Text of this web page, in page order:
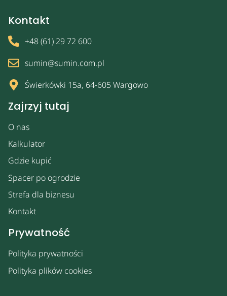
Zajrzyj tutaj
O nas
Kalkulator
Gdzie kupić
Spacer po ogrodzie
Strefa dla biznesu
Kontakt
Prywatność
Polityka prywatności
Polityka plików cookies
Kontakt
+48 (61) 29 72 600
sumin@sumin.com.pl
Świerkówki 15a, 64-605 Wargowo